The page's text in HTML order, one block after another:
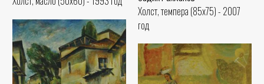
Холст, темпера (85x75) - 2007
год